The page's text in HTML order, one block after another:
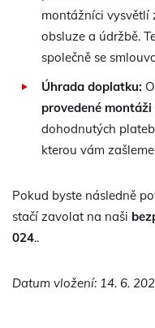
montážníci vysvětlí
obsluze a údržbě.
společně se
Úhrada doplatku:
provedené montáži
dohodnutých
kterou vám
Pokud byste následně
stačí zavolat na naši
024..
Datum vložení: 14. 6.